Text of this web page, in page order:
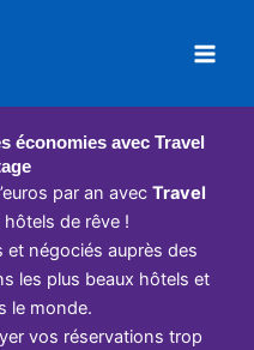
économies avec Travel
par an avec Travel
hôtels de rêve !
et négociés auprès des
les plus beaux hôtels et
le monde.
vos réservations trop